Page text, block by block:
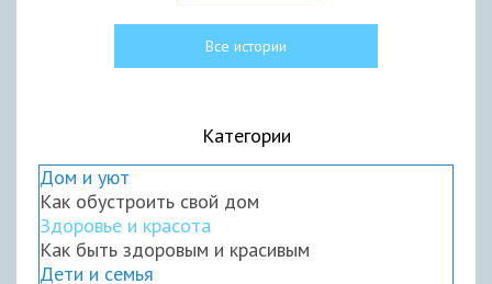
Все истории
Категории
Дом и уют
Как обустроить свой дом
Здоровье и красота
Как быть здоровым и красивым
Дети и семья